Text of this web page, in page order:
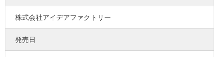
株式会社アイデアファクトリー
発売日